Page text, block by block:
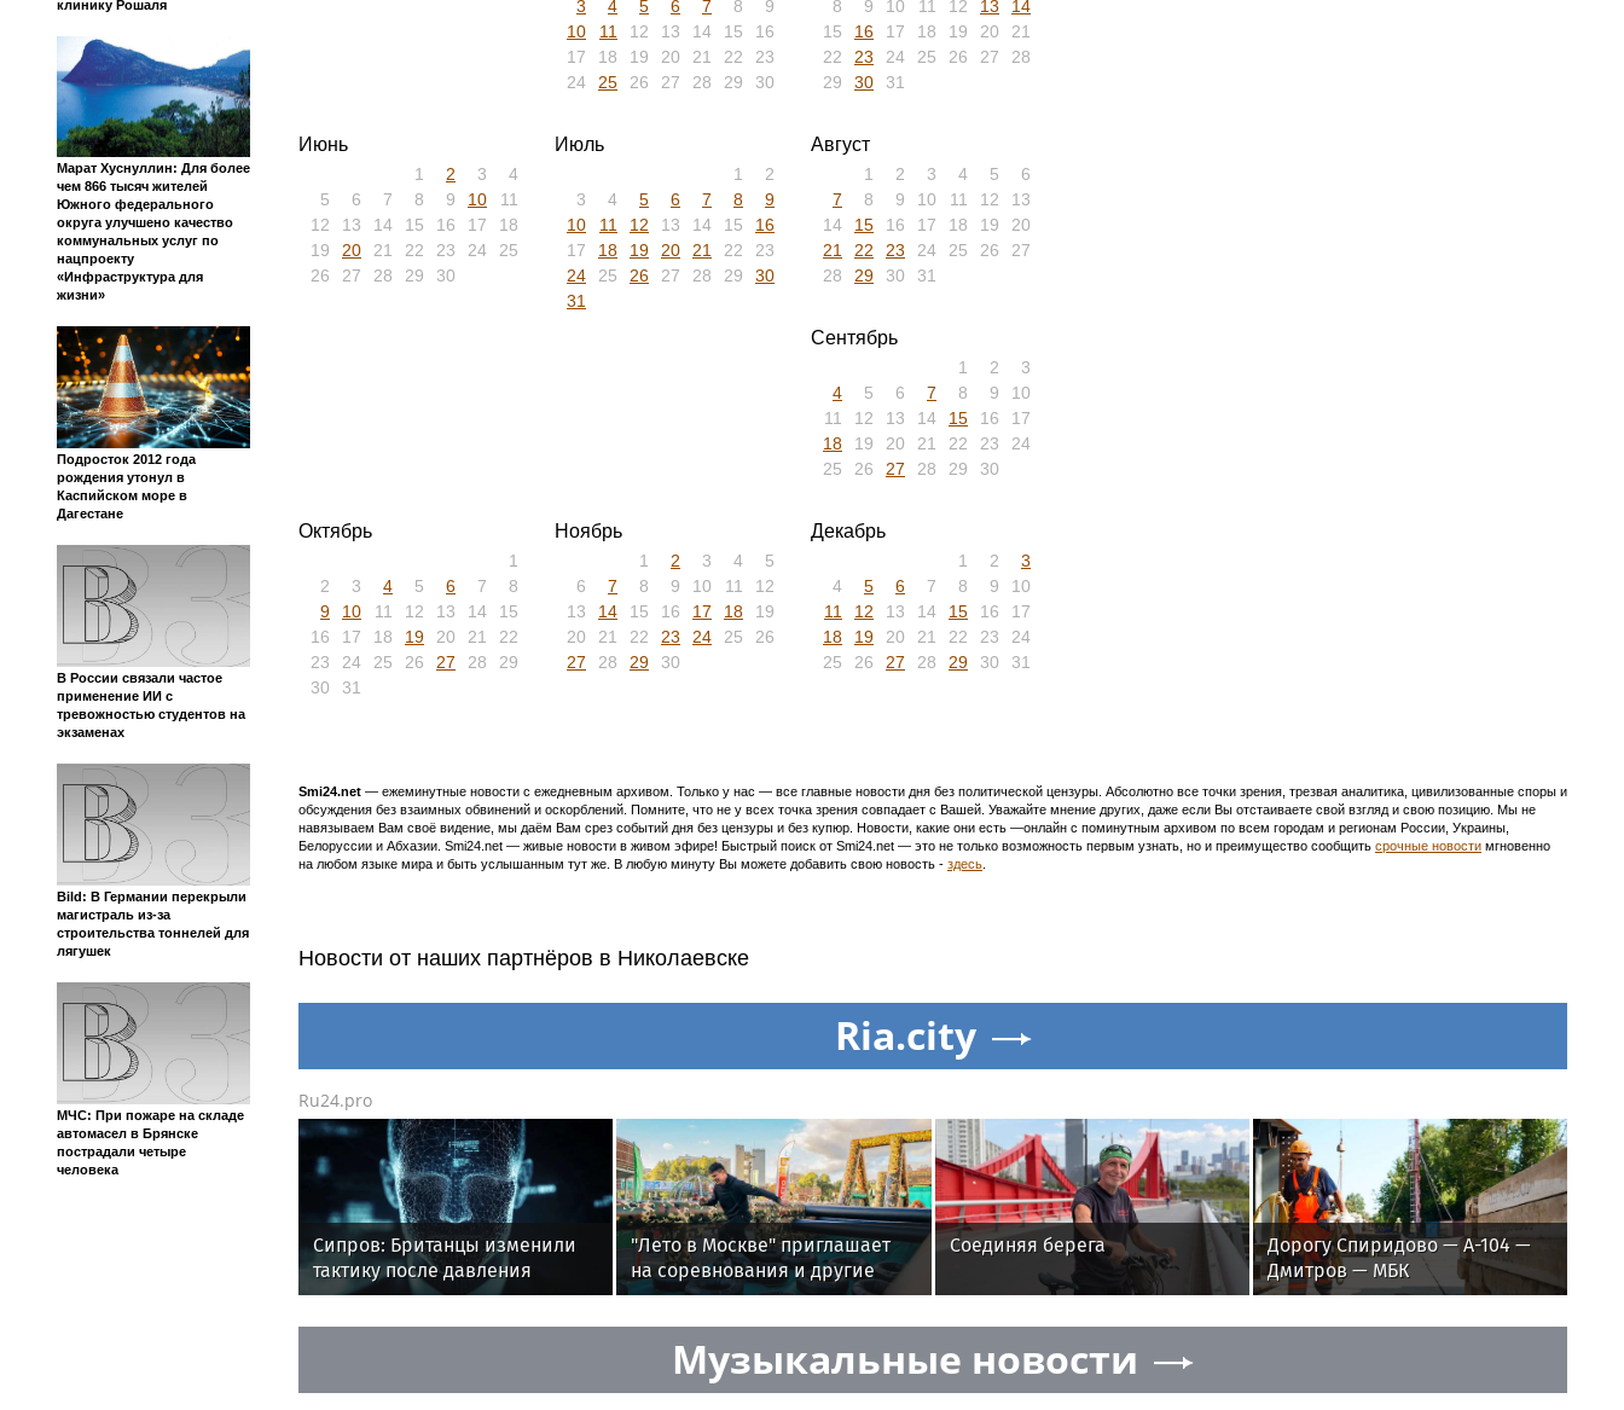
клинику Рошаля
Марат Хуснуллин: Для более
чем 866 тысяч жителей
Южного федерального
округа улучшено качество
коммунальных услуг по
нацпроекту
«Инфраструктура для
жизни»
Подросток 2012 года
рождения утонул в
Каспийском море в
Дагестане
В России связали частое
применение ИИ с
тревожностью студентов на
экзаменах
Bild: В Германии перекрыли
магистраль из-за
строительства тоннелей для
лягушек
МЧС: При пожаре на складе
автомасел в Брянске
пострадали четыре
человека
3
4 5 6 7 8
9
10
11 12 13 14 15
16
17
18 19 20 21 22
23
24
25 26 27 28 29 30
8
9 10 11 12 13
14
15
16 17 18 19 20
21
22
23 24 25 26 27
28
29
30 31
Июнь
1 2 3
4
5
6 7 8 9 10
11
12
13 14 15 16 17
18
19
20 21 22 23 24
25
26
27 28 29 30
Июль
1
2
3
4 5 6 7 8
9
10
11 12 13 14 15
16
17
18 19 20 21 22
23
24
25 26 27 28 29
30
31
Август
1 2 3 4 5
6
7
8 9 10 11 12
13
14
15 16 17 18 19
20
21
22 23 24 25 26
27
28
29 30 31
Сентябрь
1 2
3
4
5 6 7 8 9
10
11
12 13 14 15 16
17
18
19 20 21 22 23
24
25
26 27 28 29 30
Октябрь
1
2
3 4 5 6 7
8
9
10 11 12 13 14
15
16
17 18 19 20 21
22
23
24 25 26 27 28
29
30
31
Ноябрь
1 2 3 4
5
6
7 8 9 10 11
12
13
14 15 16 17 18
19
20
21 22 23 24 25
26
27
28 29 30
Декабрь
1 2
3
4
5 6 7 8 9
10
11
12 13 14 15 16
17
18
19 20 21 22 23
24
25
26 27 28 29 30 31
Smi24.net — ежеминутные новости с ежедневным архивом. Только у нас — все главные новости дня без политической цензуры. Абсолютно все точки зрения, трезвая аналитика, цивилизованные споры и
обсуждения без взаимных обвинений и оскорблений. Помните, что не у всех точка зрения совпадает с Вашей. Уважайте мнение других, даже если Вы отстаиваете свой взгляд и свою позицию. Мы не
навязываем Вам своё видение, мы даём Вам срез событий дня без цензуры и без купюр. Новости, какие они есть —онлайн с поминутным архивом по всем городам и регионам России, Украины,
Белоруссии и Абхазии. Smi24.net — живые новости в живом эфире! Быстрый поиск от Smi24.net — это не только возможность первым узнать, но и преимущество сообщить срочные новости мгновенно
на любом языке мира и быть услышанным тут же. В любую минуту Вы можете добавить свою новость - здесь
Новости от наших партнёров в Николаевске
Ria.city
Ru24.pro
Сипров: Британцы изменили
тактику после давления
России
"Лето в Москве" приглашает
на соревнования и другие
мероприятия, посвящённые
Соединяя берега
Дорогу Спиридово — А-104 —
Дмитров — МБК
реконструируют к 2029 году
Музыкальные новости